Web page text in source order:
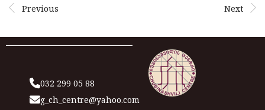
Previous Next
032 299 05 88
g_ch_centre@yahoo.com